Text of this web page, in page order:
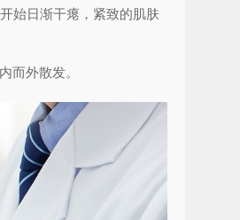
始日渐干瘪，紧致的肌肤
而外散发。